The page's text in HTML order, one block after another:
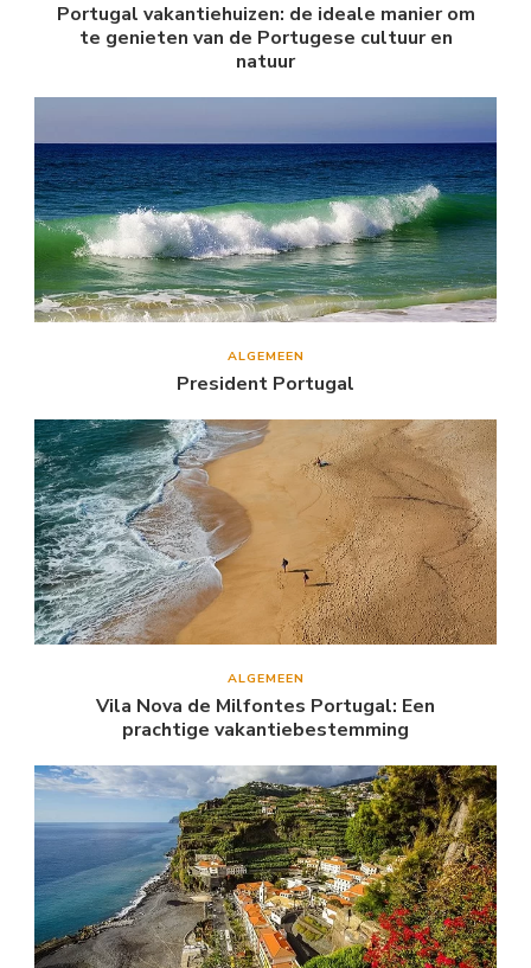
Portugal vakantiehuizen: de ideale manier om
te genieten van de Portugese cultuur en
natuur
ALGEMEEN
President Portugal
ALGEMEEN
Vila Nova de Milfontes Portugal: Een
prachtige vakantiebestemming